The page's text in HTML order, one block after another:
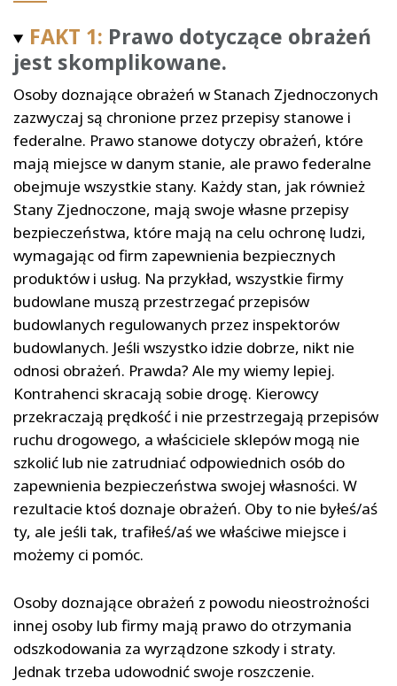
FAKT 1: Prawo dotyczące obrażeń
jest skomplikowane.
Osoby doznające obrażeń w Stanach Zjednoczonych
zazwyczaj są chronione przez przepisy stanowe i
federalne. Prawo stanowe dotyczy obrażeń, które
mają miejsce w danym stanie, ale prawo federalne
obejmuje wszystkie stany. Każdy stan, jak również
Stany Zjednoczone, mają swoje własne przepisy
bezpieczeństwa, które mają na celu ochronę ludzi,
wymagając od firm zapewnienia bezpiecznych
produktów i usług. Na przykład, wszystkie firmy
budowlane muszą przestrzegać przepisów
budowlanych regulowanych przez inspektorów
budowlanych. Jeśli wszystko idzie dobrze, nikt nie
odnosi obrażeń. Prawda? Ale my wiemy lepiej.
Kontrahenci skracają sobie drogę. Kierowcy
przekraczają prędkość i nie przestrzegają przepisów
ruchu drogowego, a właściciele sklepów mogą nie
szkolić lub nie zatrudniać odpowiednich osób do
zapewnienia bezpieczeństwa swojej własności. W
rezultacie ktoś doznaje obrażeń. Oby to nie byłeś/aś
ty, ale jeśli tak, trafiłeś/aś we właściwe miejsce i
możemy ci pomóc.
Osoby doznające obrażeń z powodu nieostrożności
innej osoby lub firmy mają prawo do otrzymania
odszkodowania za wyrządzone szkody i straty.
Jednak trzeba udowodnić swoje roszczenie.